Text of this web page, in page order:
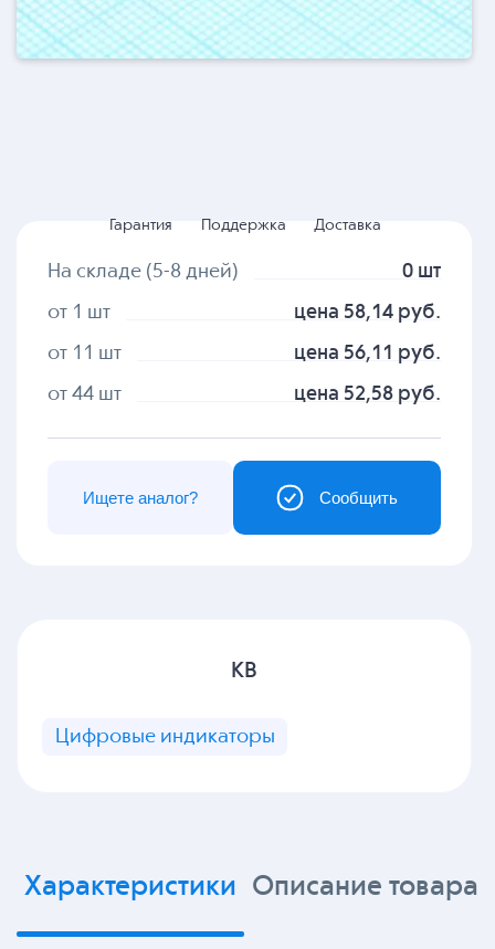
Гарантия Поддержка Доставка
На складе (5-8 дней) 0 шт
от 1 шт цена 58,14 руб.
от 11 шт цена 56,11 руб.
от 44 шт цена 52,58 руб.
Сообщить
Ищете аналог?
KB
Цифровые индикаторы
Характеристики Описание товара